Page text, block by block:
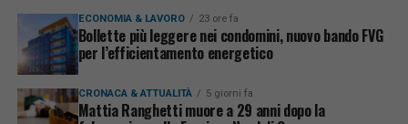
ECONOMIA & LAVORO 23 ore fa
Bollette più leggere nei condomini, nuovo bando FVG
per l’efficientamento energetico
CRONACA & ATTUALITÀ 5 giorni fa
Mattia Ranghetti muore a 29 anni dopo la